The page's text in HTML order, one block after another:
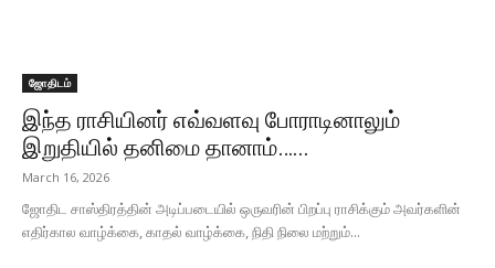
ஜோதிடம்
இந்த ராசியினர் எவ்வளவு போராடினாலும்
இறுதியில் தனிமை தானாம்…...
March 16, 2026
ஜோதிட சாஸ்திரத்தின் அடிப்படையில் ஒருவரின் பிறப்பு ராசிக்கும் அவர்களின்
எதிர்கால வாழ்க்கை, காதல் வாழ்க்கை, நிதி நிலை மற்றும்...